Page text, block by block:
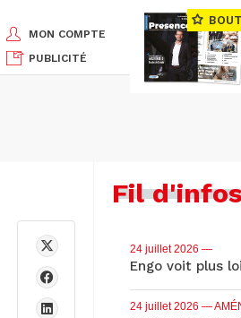
MON COMPTE
PUBLICITÉ
Fil
24 juillet 2026 —
Engo voit plus
24 juillet 2026 —